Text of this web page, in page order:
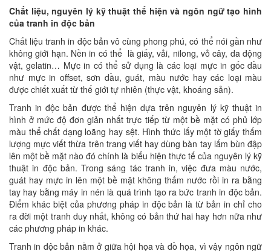
Chất liệu, nguyên lý kỹ thuật thể hiện và ngôn ngữ tạo hình
của tranh in độc bản
Chất liệu tranh in độc bản vô cùng phong phú, có thể nói gần như
không giới hạn. Nền in có thể là giấy, vải, nilong, vỏ cây, da động
vật, gelatin… Mực in có thể sử dụng là các loại mực in gốc dầu
như mực in offset, sơn dầu, guát, màu nước hay các loại màu
được chiết xuất từ thế giới tự nhiên (thực vật, khoáng sản).
Tranh in độc bản được thể hiện dựa trên nguyên lý kỹ thuật in
hình ở mức độ đơn giản nhất trực tiếp từ một bề mặt có phủ lớp
màu thể chất dạng loãng hay sệt. Hình thức lấy một tờ giấy thấm
lượng mực viết thừa trên trang viết hay dùng bàn tay lấm bùn đập
lên một bề mặt nào đó chính là biểu hiện thực tế của nguyên lý kỹ
thuật in độc bản. Trong sáng tác tranh in, việc đưa màu nước,
guát hay mực in lên một bề mặt không thấm nước rồi in ra bằng
tay hay bằng máy in nén là quá trình tạo ra bức tranh in độc bản.
Điểm khác biệt của phương pháp in độc bản là từ bản in chỉ cho
ra đời một tranh duy nhất, không có bản thứ hai hay hơn nữa như
các phương pháp in khác.
Tranh in độc bản nằm ở giữa hội họa và đồ họa, vì vậy ngôn ngữ